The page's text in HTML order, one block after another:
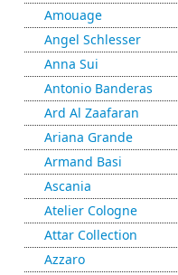
Amouage
Angel Schlesser
Anna Sui
Antonio Banderas
Ard Al Zaafaran
Ariana Grande
Armand Basi
Ascania
Atelier Cologne
Attar Collection
Azzaro